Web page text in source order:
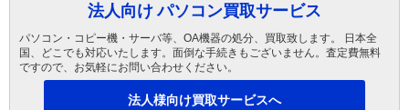
法人向け パソコン買取サービス
パソコン・コピー機・サーバ等、OA機器の処分、買取致します。 日本全
国、どこでも対応いたします。面倒な手続きもございません。査定費無料
ですので、お気軽にお問い合わせください。
法人様向け買取サービスへ